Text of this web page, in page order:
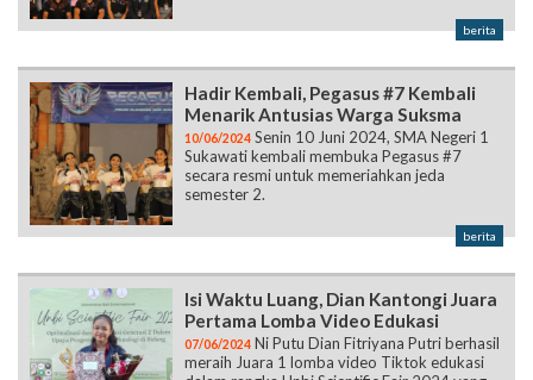
berita
Hadir Kembali, Pegasus #7 Kembali
Menarik Antusias Warga Suksma
10/06/2024 Senin 10 Juni 2024, SMA Negeri 1
Sukawati kembali membuka Pegasus #7
secara resmi untuk memeriahkan jeda
semester 2.
berita
Isi Waktu Luang, Dian Kantongi Juara
Pertama Lomba Video Edukasi
07/06/2024 Ni Putu Dian Fitriyana Putri berhasil
meraih Juara 1 lomba video Tiktok edukasi